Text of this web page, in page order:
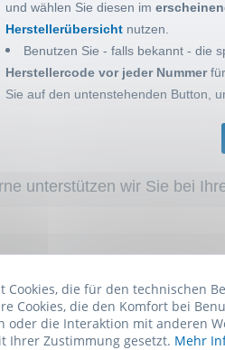
und wählen Sie diesen im
Herstellerübersicht nutzen.
Benutzen Sie - falls bekannt - die
Herstellercode vor jeder Nummerfür
Sie auf den untenstehenden Button,
unterstützen wir Sie bei
Cookies, die für den technischen
Cookies, die den Komfort bei
oder die Interaktion mit anderen
Ihrer Zustimmung gesetzt. Mehr